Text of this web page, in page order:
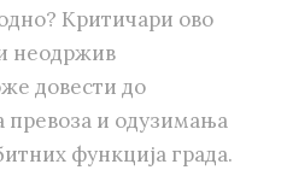
Критичари ово
неодржив
довести до
превоза и одузимања
функција града.